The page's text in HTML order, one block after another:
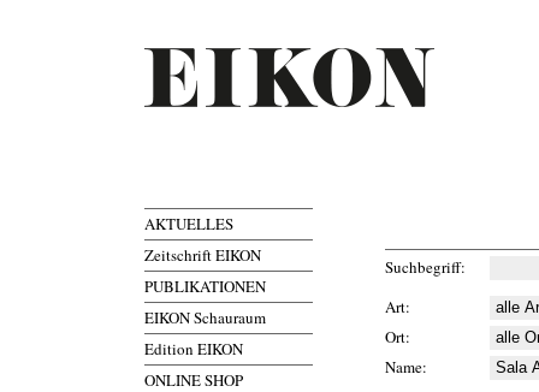
AKTUELLES
Zeitschrift EIKON
PUBLIKATIONEN
EIKON Schauraum
Edition EIKON
ONLINE SHOP
Suchbegriff
Art
Ort
Name